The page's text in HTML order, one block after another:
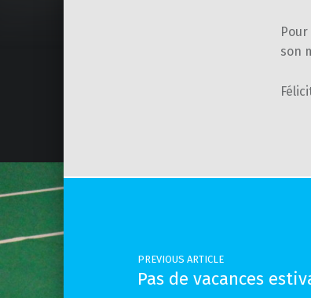
son
Post navigation
PREVIOUS ARTICLE
Pas de vacances